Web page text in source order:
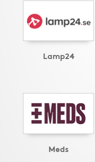
Lamp24
Meds